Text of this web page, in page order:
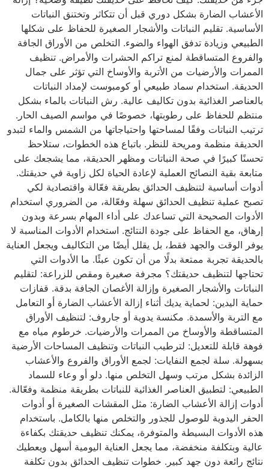
الأعشاب الضارة بشكل دوري قبل أن تتكاثر وتختنق النباتات
الأساسية. تقليم النباتات والأشجار الصغيرة للحفاظ على شكلها
الطبيعي وزيادة تدفق الهواء والضوء. التخلص من الأوراق الجافة
والفروع المتساقطة لمنع تراكم الحشرات والأمراض. تنظيف
الممرات والأرضيات من الأتربة والأوساخ التي تؤثر على جمال
الحديقة. استخدام سماد طبيعي أو كومبوست لإمداد النباتات
بالعناصر الغذائية بدون تكاليف عالية. رش النباتات بالماء بشكل
منتظم للحفاظ على رطوبتها، خصوصًا في مواسم الصيف الحار.
ترتيب النباتات وفقًا لمساحتها واحتياجاتها من الشمس والماء لتبدو
الحديقة منظمة ومريحة للنظر. باتباع هذه الخطوات، ستلاحظ
تحسنًا كبيرًا في صحة النباتات ومظهر الحديقة، مما يشجعك على
متابعة بقية النصائح العملية لإعادة الحياة لكل زاوية في حديقتك.
أدوات أساسية لتنظيف الحدائق بطريقة فعّالة واقتصادية لكي
تصبح عملية تنظيف الحدائق سهلة وفعّالة، من الضروري استخدام
الأدوات الصحيحة التي تساعدك على أداء المهام بسرعة وبدون
إرهاق، مع الحفاظ على جودة النتائج. استخدام الأدوات المناسبة لا
يوفر الوقت والجهد فقط، بل يقلل أيضًا من التكاليف ويجعل العناية
بالحديقة تجربة ممتعة بدلًا من أن تكون عبئًا. ما الأدوات التي
تحتاجها لتنظيف حديقتك؟ مجرفة صغيرة ومقص للزراعة: لتقليم
النباتات والأشجار الصغيرة وإزالة الأغصان الجافة بدقة. قفازات
حماية اليدين: لحماية يديك أثناء إزالة الأعشاب الضارة أو التعامل
مع التربة والأسمدة. مكنسة يدوية أو جاروف: لتنظيف الأوراق
المتساقطة والأوساخ من الممرات والأرضيات. خرطوم مياه مع
فوهة قابلة للتعديل: لترطيب النباتات وتنظيف المساحات الأرضية
بسهولة. سلة لجمع النفايات: لجمع الأوراق والفروع والأعشاب
الزائدة بشكل مرتب وسهل التخلص منها. دلو أو وعاء للسماد
الطبيعي: لتطبيق العناصر الغذائية للنباتات بطريقة منظمة وفعّالة.
أدوات إزالة الأعشاب الضارة: مثل المقشات الصغيرة أو أدوات
الحفر اليدوية للوصول للجذور والتخلص منها بالكامل. باستخدام
هذه الأدوات البسيطة والمتوفرة، يمكنك تنظيف حديقتك بكفاءة
عالية وبتكلفة منخفضة، مما يجعل العناية اليومية أسهل ويعطيك
نتائج رائعة دون جهد كبير. خطوات تنظيف الحدائق بدون تكلفة